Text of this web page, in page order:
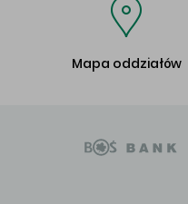
Mapa oddziałów